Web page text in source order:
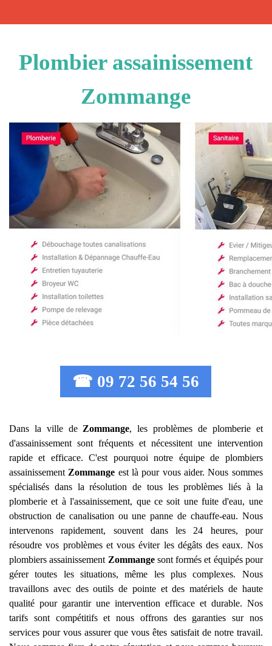
Plombier assainissement
Zommange
☎ 09 72 56 54 56
Dans la ville de Zommange, les problèmes de plomberie et
d'assainissement sont fréquents et nécessitent une intervention
rapide et efficace. C'est pourquoi notre équipe de plombiers
assainissement Zommange est là pour vous aider. Nous sommes
spécialisés dans la résolution de tous les problèmes liés à la
plomberie et à l'assainissement, que ce soit une fuite d'eau, une
obstruction de canalisation ou une panne de chauffe-eau. Nous
intervenons rapidement, souvent dans les 24 heures, pour
résoudre vos problèmes et vous éviter les dégâts des eaux. Nos
plombiers assainissement Zommangesont formés et équipés pour
gérer toutes les situations, même les plus complexes. Nous
travaillons avec des outils de pointe et des matériels de haute
qualité pour garantir une intervention efficace et durable. Nos
tarifs sont compétitifs et nous offrons des garanties sur nos
services pour vous assurer que vous êtes satisfait de notre travail.